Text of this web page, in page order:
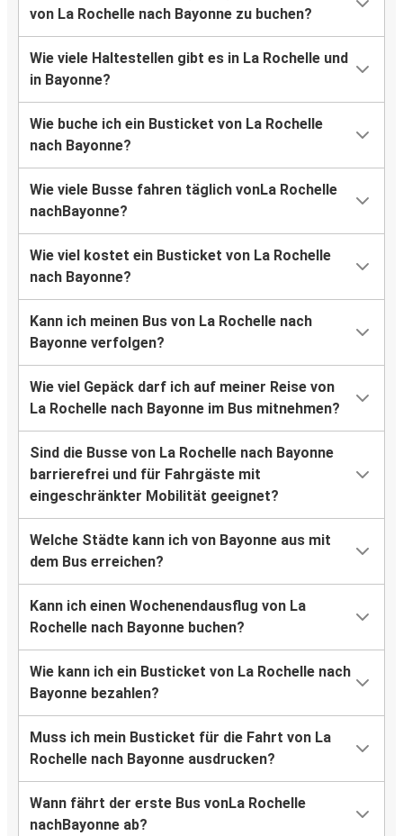
von La Rochelle nach Bayonne zu buchen?
Wie viele Haltestellen gibt es in La Rochelle und
in Bayonne?
Wie buche ich ein Busticket von La Rochelle
nach Bayonne?
Wie viele Busse fahren täglich vonLa Rochelle
nachBayonne?
Wie viel kostet ein Busticket von La Rochelle
nach Bayonne?
Kann ich meinen Bus von La Rochelle nach
Bayonne verfolgen?
Wie viel Gepäck darf ich auf meiner Reise von
La Rochelle nach Bayonne im Bus mitnehmen?
Sind die Busse von La Rochelle nach Bayonne
barrierefrei und für Fahrgäste mit
eingeschränkter Mobilität geeignet?
Welche Städte kann ich von Bayonne aus mit
dem Bus erreichen?
Kann ich einen Wochenendausflug von La
Rochelle nach Bayonne buchen?
Wie kann ich ein Busticket von La Rochelle nach
Bayonne bezahlen?
Muss ich mein Busticket für die Fahrt von La
Rochelle nach Bayonne ausdrucken?
Wann fährt der erste Bus vonLa Rochelle
nachBayonne ab?